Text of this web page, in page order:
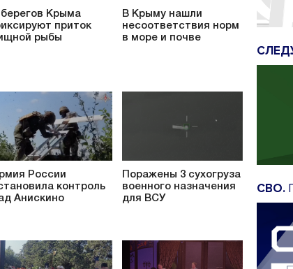
берегов Крыма
приток
рыбы
В Крыму нашли
несоответствия норм
в море и почве
России
контроль
Анискино
Поражены 3 сухогруза
военного назначения
для ВСУ
СВО.